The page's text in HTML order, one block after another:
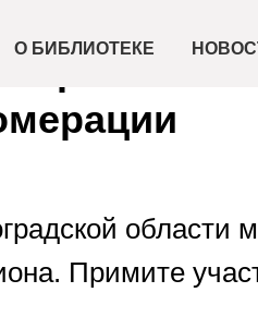
О БИБЛИОТЕКЕ
области
Примите